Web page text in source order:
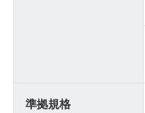
準拠規格